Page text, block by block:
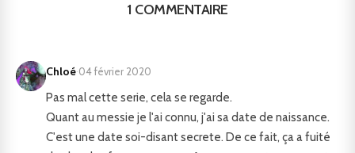
1 COMMENTAIRE
Chloé·04 février 2020
Pas mal cette serie, cela se regarde.
Quant au messie je l'ai connu, j'ai sa date de naissance.
C'est une date soi-disant secrete. De ce fait, ça a fuité